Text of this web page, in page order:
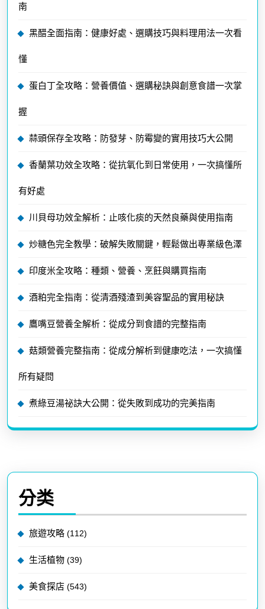
南
黑醋全面指南：健康好處、選購技巧與料理用法一次看
懂
蛋白丁全攻略：營養價值、選購秘訣與創意食譜一次掌
握
蒜頭保存全攻略：防發芽、防霉變的實用技巧大公開
香蘭葉功效全攻略：從抗氧化到日常使用，一次搞懂所
有好處
川貝母功效全解析：止咳化痰的天然良藥與使用指南
炒糖色完全教學：破解失敗關鍵，輕鬆做出專業級色澤
印度米全攻略：種類、營養、烹飪與購買指南
酒粕完全指南：從清酒殘渣到美容聖品的實用秘訣
鷹嘴豆營養全解析：從成分到食譜的完整指南
菇類營養完整指南：從成分解析到健康吃法，一次搞懂
所有疑問
煮綠豆湯祕訣大公開：從失敗到成功的完美指南
分类
旅遊攻略 (112)
生活植物 (39)
美食探店 (543)